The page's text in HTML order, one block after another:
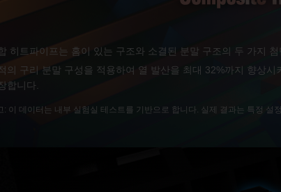
히트파이프는 홈이 있는 구조와 소결된 분말 구조의 두 가지
의 구리 분말 구성을 적용하여 열 발산을 최대 32%까지 향상
합니다.
: 이 데이터는 내부 실험실 테스트를 기반으로 합니다. 실제 결과는 특정 설